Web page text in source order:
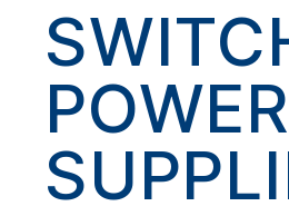
POWER